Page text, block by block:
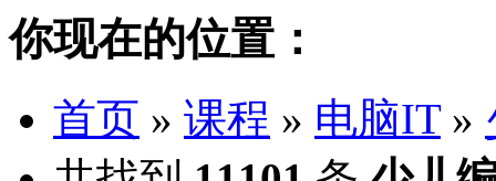
你现在的位置：
首页 » 课程 » 电脑IT»